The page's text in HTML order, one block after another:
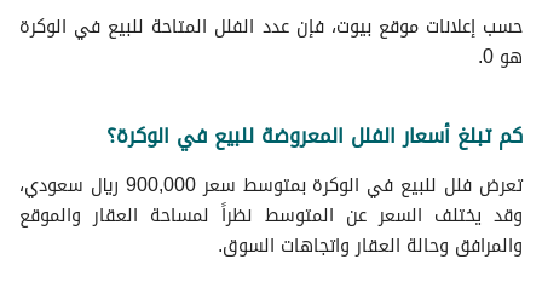
حسب إعلانات موقع بيوت، فإن عدد الفلل المتاحة للبيع في الوكرة
هو 0.
كم تبلغ أسعار الفلل المعروضة للبيع في الوكرة؟
تعرض فلل للبيع في الوكرة بمتوسط سعر 900,000 ريال سعودي،
وقد يختلف السعر عن المتوسط نظراً لمساحة العقار والموقع
والمرافق وحالة العقار واتجاهات السوق.